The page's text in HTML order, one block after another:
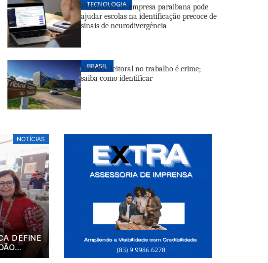
PROJETO ‘PASSOS NA CIDADE’ PROMOVE INCLUSÃO SOCIAL E
CUIDADO EM SAÚDE MENTAL POR MEIO DA CORRIDA
6 de agosto de 2026
TECNOLOGIA
Plataforma de empresa paraibana pode
ajudar escolas na identificação precoce de
sinais de neurodivergência
BRASIL
Assédio eleitoral no trabalho é crime;
saiba como identificar
NOTÍCIAS
DEFINE
E